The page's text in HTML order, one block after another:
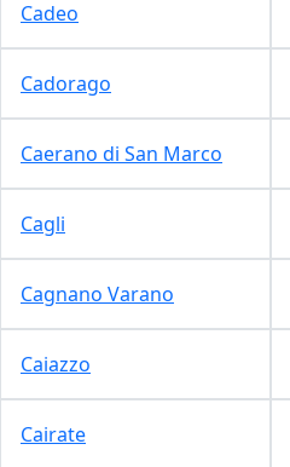
Cadeo
Cadorago
Caerano di San Marco
Cagli
Cagnano Varano
Caiazzo
Cairate